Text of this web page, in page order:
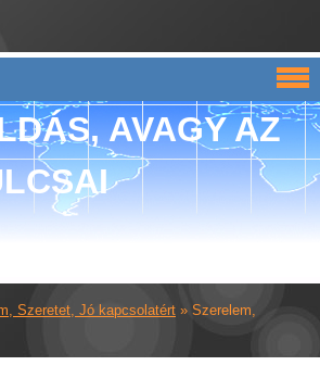
AVAGY AZ
Szeretet, Jó kapcsolatért » Szerelem,